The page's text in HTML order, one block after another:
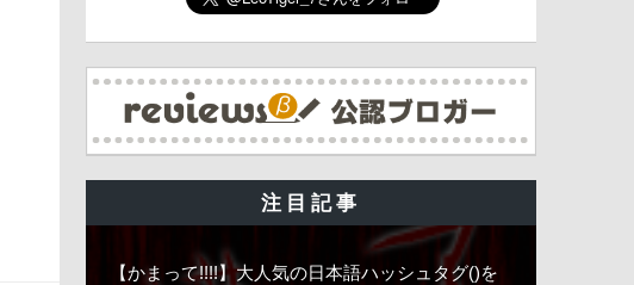
注目記事
【かまって!!!!】大人気の日本語ハッシュタグ()を